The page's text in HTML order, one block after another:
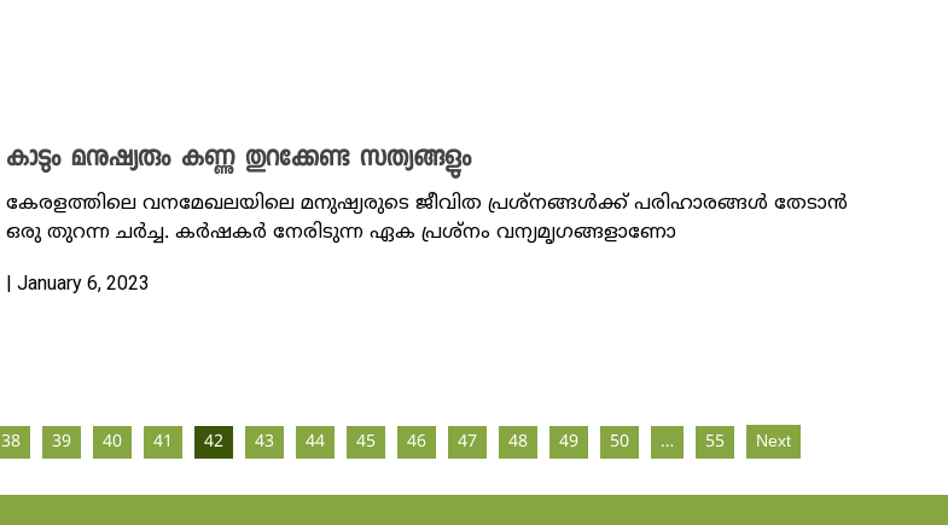
കാടും മനുഷ്യരും കണ്ണു തുറക്കേണ്ട സത്യങ്ങളും
കേരളത്തിലെ വനമേഖലയിലെ മനുഷ്യരുടെ ജീവിത പ്രശ്നങ്ങൾക്ക് പരിഹാരങ്ങൾ തേടാൻ
ഒരു തുറന്ന ചർച്ച. കർഷകർ നേരിടുന്ന ഏക പ്രശ്നം വന്യമൃഗങ്ങളാണോ
| January 6, 2023
38 39 40 41 42 43 44 45 46 47 48 49 50 … 55 Next